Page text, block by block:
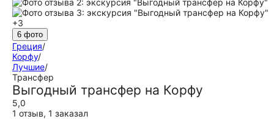
+3
6 фото
Греция/
Корфу/
Лучшие/
Трансфер
Выгодный трансфер на Корфу
5,0
1 отзыв, 1 заказал